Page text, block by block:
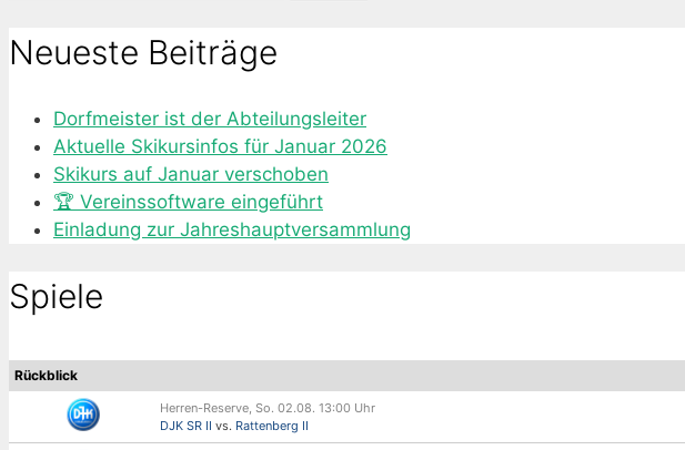
Neueste Beiträge
Dorfmeister ist der Abteilungsleiter
Aktuelle Skikursinfos für Januar 2026
Skikurs auf Januar verschoben
🏆 Vereinssoftware eingeführt
Einladung zur Jahreshauptversammlung
Spiele
Rückblick
Herren-Reserve, So. 02.08. 13:00 Uhr
DJK SR II vs. Rattenberg II